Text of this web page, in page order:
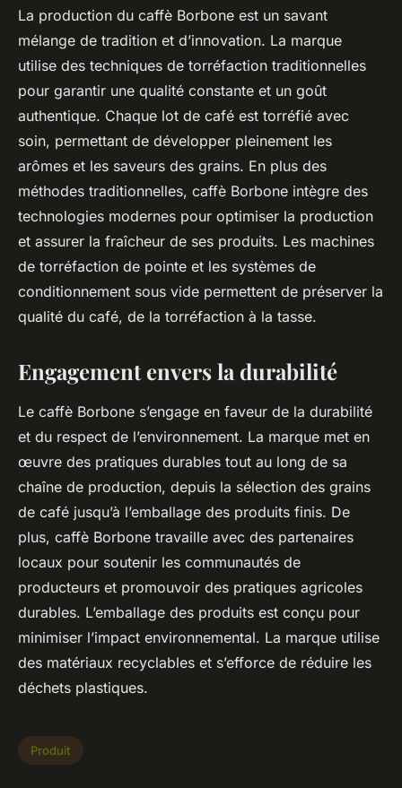
La production du caffè Borbone est un savant
mélange de tradition et d’innovation. La marque
utilise des techniques de torréfaction traditionnelles
pour garantir une qualité constante et un goût
authentique. Chaque lot de café est torréfié avec
soin, permettant de développer pleinement les
arômes et les saveurs des grains. En plus des
méthodes traditionnelles, caffè Borbone intègre des
technologies modernes pour optimiser la production
et assurer la fraîcheur de ses produits. Les machines
de torréfaction de pointe et les systèmes de
conditionnement sous vide permettent de préserver la
qualité du café, de la torréfaction à la tasse.
Engagement envers la durabilité
Le caffè Borbone s’engage en faveur de la durabilité
et du respect de l’environnement. La marque met en
œuvre des pratiques durables tout au long de sa
chaîne de production, depuis la sélection des grains
de café jusqu’à l’emballage des produits finis. De
plus, caffè Borbone travaille avec des partenaires
locaux pour soutenir les communautés de
producteurs et promouvoir des pratiques agricoles
durables. L’emballage des produits est conçu pour
minimiser l’impact environnemental. La marque utilise
des matériaux recyclables et s’efforce de réduire les
déchets plastiques.
Produit